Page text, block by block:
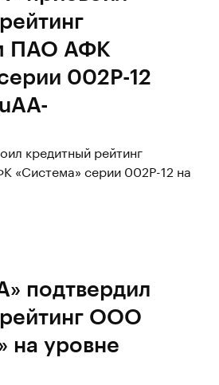
ПАО АФК
002Р-12
кредитный рейтинг
«Система» серии 002Р-12 на
подтвердил
ООО
на уровне